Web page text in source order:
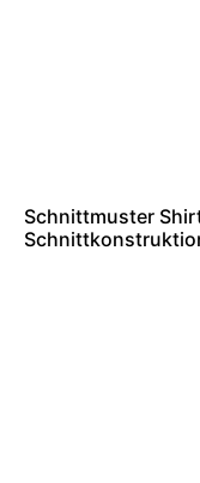
Schnittmuster